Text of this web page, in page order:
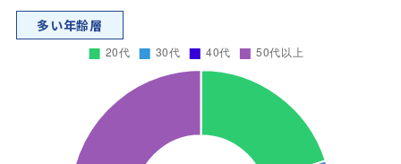
多い年齢層